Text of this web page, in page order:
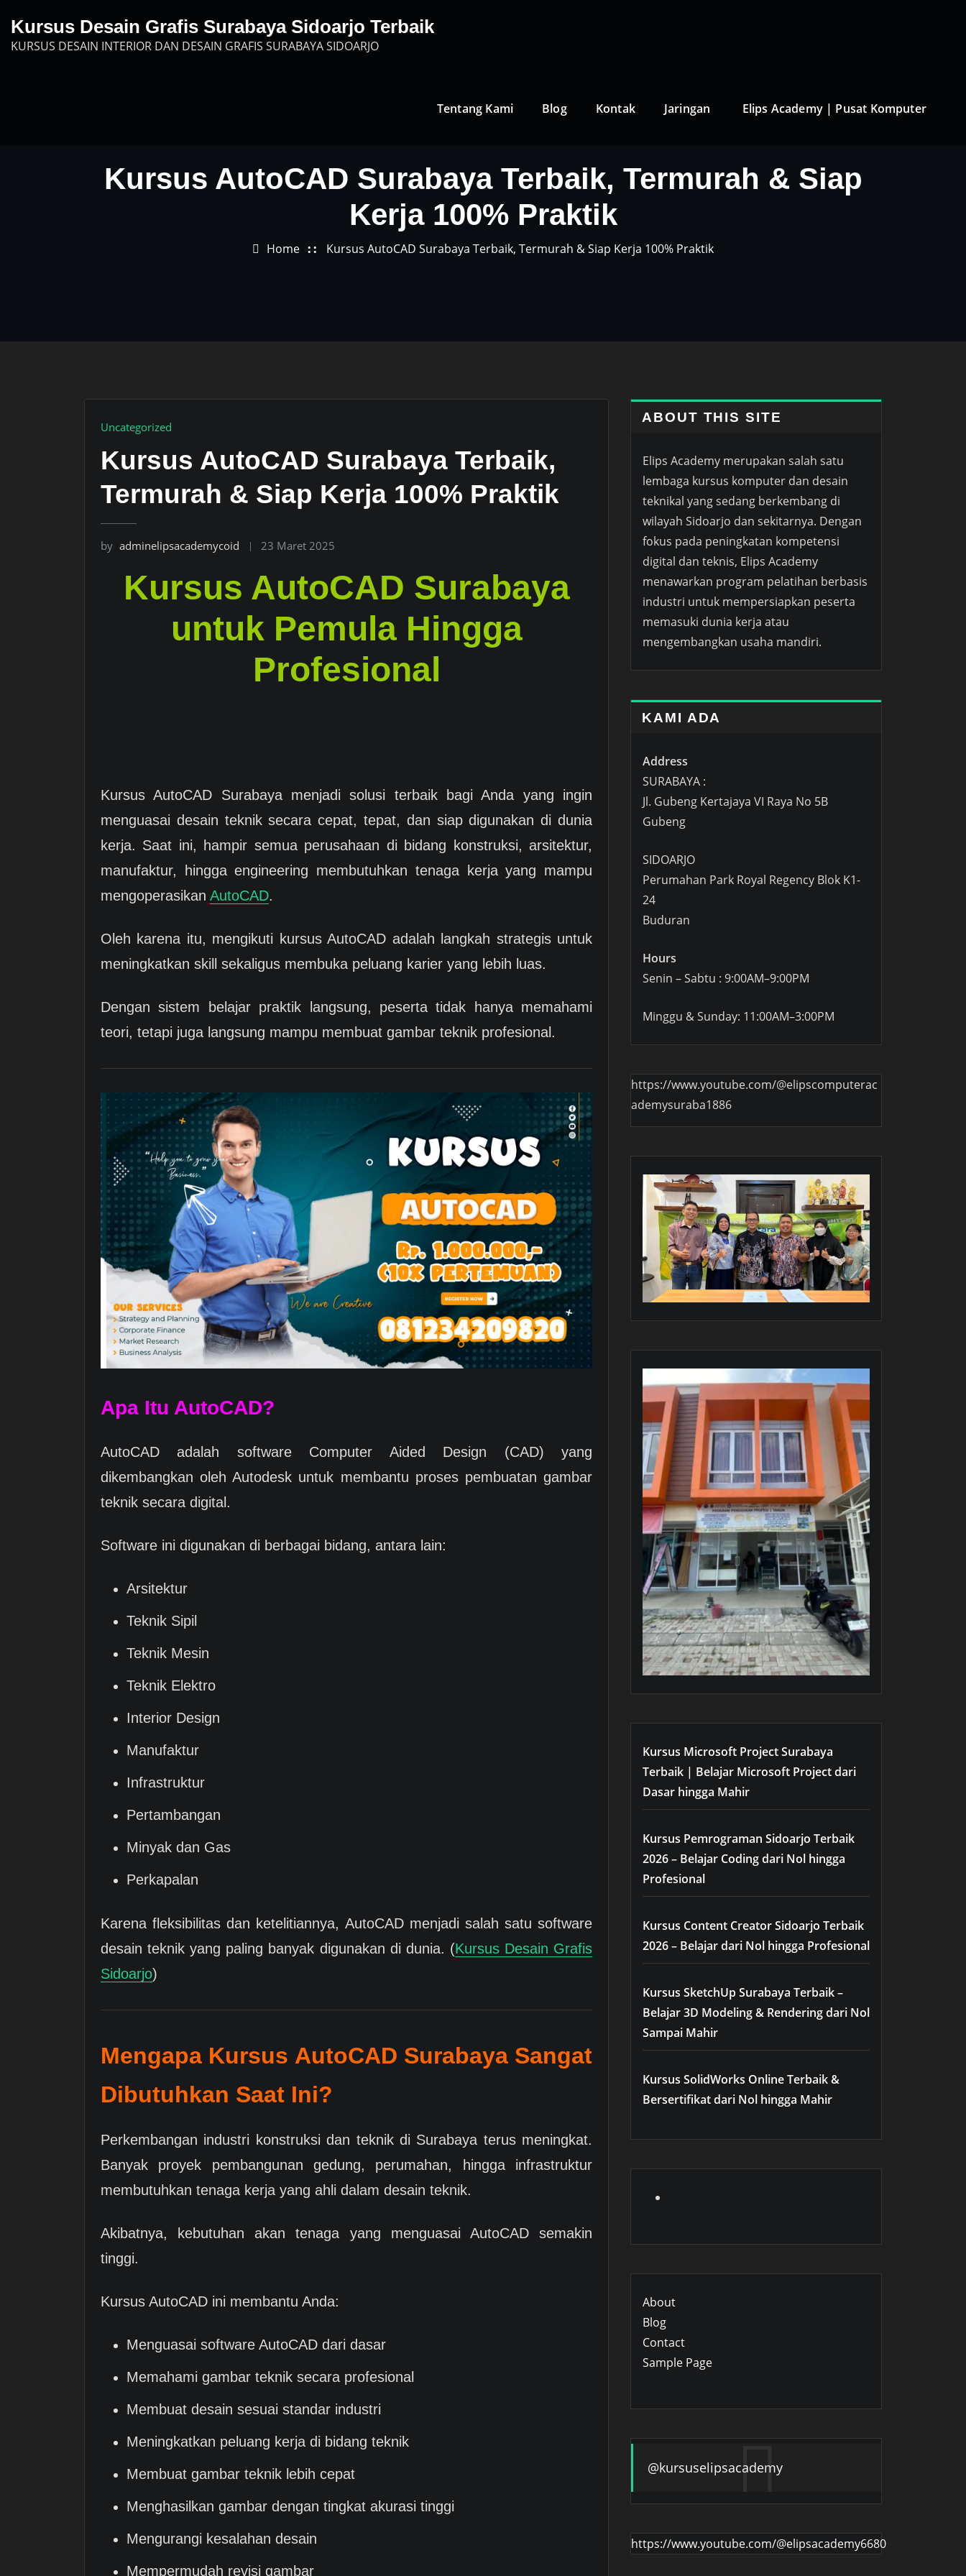
content
Kursus Desain Grafis Surabaya Sidoarjo Terbaik
KURSUS DESAIN INTERIOR DAN DESAIN GRAFIS SURABAYA SIDOARJO
Tentang Kami Blog Kontak Jaringan Elips Academy | Pusat Komputer
Kursus AutoCAD Surabaya Terbaik, Termurah & Siap
Kerja 100% Praktik
Home Kursus AutoCAD Surabaya Terbaik, Termurah & Siap Kerja 100% Praktik
Uncategorized
Kursus AutoCAD Surabaya Terbaik,
Termurah & Siap Kerja 100% Praktik
by adminelipsacademycoid 23 Maret 2025
Kursus AutoCAD Surabaya
untuk Pemula Hingga
Profesional
Kursus AutoCAD Surabaya menjadi solusi terbaik bagi Anda yang ingin
menguasai desain teknik secara cepat, tepat, dan siap digunakan di dunia
kerja. Saat ini, hampir semua perusahaan di bidang konstruksi, arsitektur,
manufaktur, hingga engineering membutuhkan tenaga kerja yang mampu
mengoperasikan AutoCAD.
Oleh karena itu, mengikuti kursus AutoCAD adalah langkah strategis untuk
meningkatkan skill sekaligus membuka peluang karier yang lebih luas.
Dengan sistem belajar praktik langsung, peserta tidak hanya memahami
teori, tetapi juga langsung mampu membuat gambar teknik profesional.
Apa Itu AutoCAD?
AutoCAD adalah software Computer Aided Design (CAD) yang
dikembangkan oleh Autodesk untuk membantu proses pembuatan gambar
teknik secara digital.
Software ini digunakan di berbagai bidang, antara lain:
Arsitektur
Teknik Sipil
Teknik Mesin
Teknik Elektro
Interior Design
Manufaktur
Infrastruktur
Pertambangan
Minyak dan Gas
Perkapalan
Karena fleksibilitas dan ketelitiannya, AutoCAD menjadi salah satu software
desain teknik yang paling banyak digunakan di dunia. (Kursus Desain Grafis
Sidoarjo)
Mengapa Kursus AutoCAD Surabaya Sangat
Dibutuhkan Saat Ini?
Perkembangan industri konstruksi dan teknik di Surabaya terus meningkat.
Banyak proyek pembangunan gedung, perumahan, hingga infrastruktur
membutuhkan tenaga kerja yang ahli dalam desain teknik.
Akibatnya, kebutuhan akan tenaga yang menguasai AutoCAD semakin
tinggi.
Kursus AutoCAD ini membantu Anda:
Menguasai software AutoCAD dari dasar
Memahami gambar teknik secara profesional
Membuat desain sesuai standar industri
Meningkatkan peluang kerja di bidang teknik
Membuat gambar teknik lebih cepat
Menghasilkan gambar dengan tingkat akurasi tinggi
Mengurangi kesalahan desain
Mempermudah revisi gambar
ABOUT THIS SITE
Elips Academy merupakan salah satu
lembaga kursus komputer dan desain
teknikal yang sedang berkembang di
wilayah Sidoarjo dan sekitarnya. Dengan
fokus pada peningkatan kompetensi
digital dan teknis, Elips Academy
menawarkan program pelatihan berbasis
industri untuk mempersiapkan peserta
memasuki dunia kerja atau
mengembangkan usaha mandiri.
KAMI ADA
Address
SURABAYA :
Jl. Gubeng Kertajaya VI Raya No 5B
Gubeng
SIDOARJO
Perumahan Park Royal Regency Blok K1-
24
Buduran
Hours
Senin – Sabtu : 9:00AM–9:00PM
Minggu & Sunday: 11:00AM–3:00PM
https://www.youtube.com/@elipscomputerac
ademysuraba1886
Kursus Microsoft Project Surabaya
Terbaik | Belajar Microsoft Project dari
Dasar hingga Mahir
Kursus Pemrograman Sidoarjo Terbaik
2026 – Belajar Coding dari Nol hingga
Profesional
Kursus Content Creator Sidoarjo Terbaik
2026 – Belajar dari Nol hingga Profesional
Kursus SketchUp Surabaya Terbaik –
Belajar 3D Modeling & Rendering dari Nol
Sampai Mahir
Kursus SolidWorks Online Terbaik &
Bersertifikat dari Nol hingga Mahir
About
Blog
Contact
Sample Page
@kursuselipsacademy
https://www.youtube.com/@elipsacademy6680